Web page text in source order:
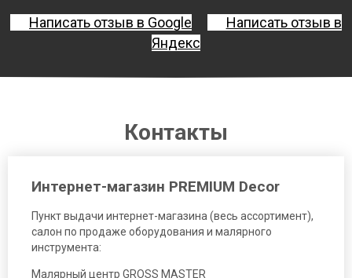
Написать отзыв в Google
Написать отзыв в
Яндекс
Контакты
Интернет-магазин PREMIUM Decor
Пункт выдачи интернет-магазина (весь ассортимент),
салон по продаже оборудования и малярного
инструмента:
Малярный центр GROSS MASTER